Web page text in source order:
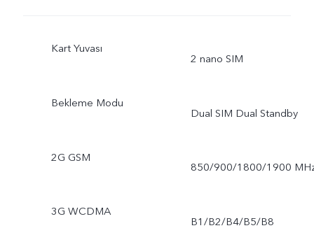
Kart Yuvası
2 nano SIM
Bekleme Modu
Dual SIM Dual Standby
2G GSM
850/900/1800/1900
3G WCDMA
B1/B2/B4/B5/B8